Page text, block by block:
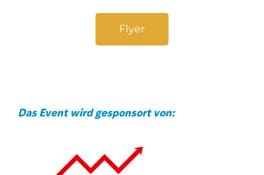
Flyer
Das Event wird gesponsort von: